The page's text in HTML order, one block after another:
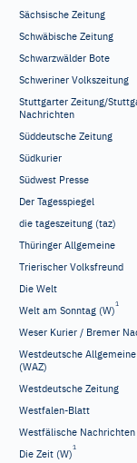
Sächsische Zeitung
Schwäbische Zeitung
Schwarzwälder Bote
Schweriner Volkszeitung
Stuttgarter Zeitung/
Nachrichten
Süddeutsche Zeitung
Südkurier
Südwest Presse
Der Tagesspiegel
die tageszeitung (taz)
Thüringer Allgemeine
Trierischer Volksfreund
Die Welt
Welt am Sonntag (W)
1
Weser Kurier / Bremer
Westdeutsche
(WAZ)
Westdeutsche Zeitung
Westfalen-Blatt
Westfälische Nachrichten
Die Zeit (W)
1